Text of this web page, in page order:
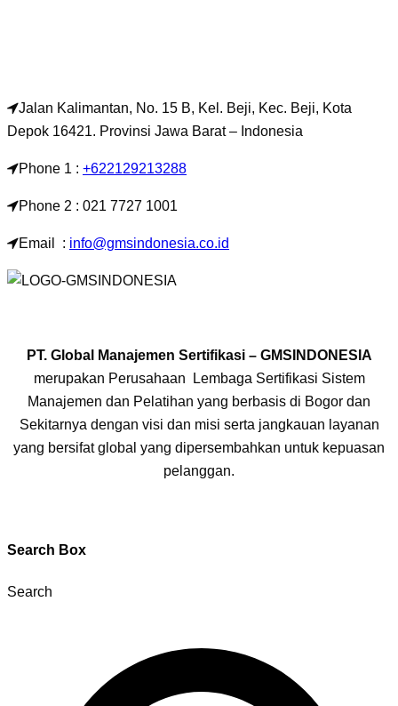
Jalan Kalimantan, No. 15 B, Kel. Beji, Kec. Beji, Kota
Depok 16421. Provinsi Jawa Barat – Indonesia
Phone 1 : +622129213288
Phone 2 : 021 7727 1001
Email : info@gmsindonesia.co.id
PT. Global Manajemen Sertifikasi – GMSINDONESIA
merupakan Perusahaan Lembaga Sertifikasi Sistem
Manajemen dan Pelatihan yang berbasis di Bogor dan
Sekitarnya dengan visi dan misi serta jangkauan layanan
yang bersifat global yang dipersembahkan untuk kepuasan
pelanggan.
Search Box
Search